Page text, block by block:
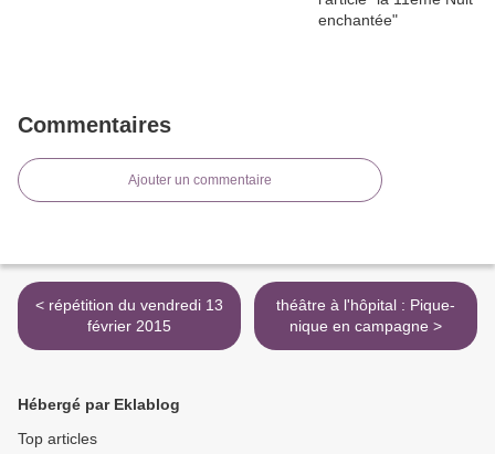
Commentaires
Ajouter un commentaire
< répétition du vendredi 13
février 2015
théâtre à l'hôpital : Pique-
nique en campagne >
Hébergé par Eklablog
Top articles